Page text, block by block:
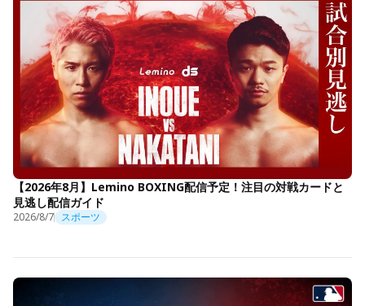
【2026年8月】Lemino BOXING配信予定！注目の対戦カードと
見逃し配信ガイド
2026/8/7 スポーツ